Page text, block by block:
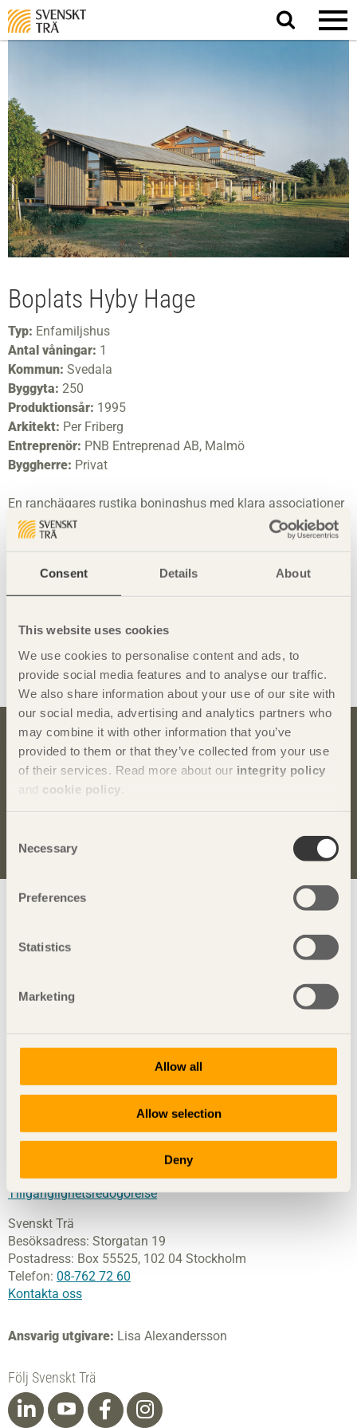
Consent Details About
This website uses cookies
We use cookies to personalise content and ads, to
provide social media features and to analyse our traffic.
We also share information about your use of our site with
our social media, advertising and analytics partners who
may combine it with other information that you’ve
provided to them or that they’ve collected from your use
of their services. Read more about our integrity policy
and cookie policy
Selection
Necessary
Preferences
Statistics
Marketing
Allow all
Allow selection
Deny
Sök
på
webbplatsen
Boplats Hyby Hage
Typ: Enfamiljshus
Antal våningar: 1
Kommun: Svedala
Byggyta: 250
Produktionsår: 1995
Arkitekt: Per Friberg
Entreprenör: PNB Entreprenad AB, Malmö
Byggherre: Privat
En ranchägares rustika boningshus med klara associationer
till tidig amerikansk västkustarkitektur. Moget formulerat,
absolut och kompromisslöst, grovt och vackert, ligger huset i
stadig förankring och där huset sträcker sig långt längre än
vad ytterväggarna bär. Den robusta interiören är oväntad,
Dela denna sida:
Bli inspirerad och lär dig mer om trä
Anmäl dig här för att få information om publikationer,
seminarier och Svenskt Träs nyhetsbrev
sprider kunskap om trä, träprodukter och
träbyggande för att främja ett hållbart samhälle och en
livskraftig sågverksnäring. Det gör vi genom att inspirera,
Svenskt Trä representerar svensk sågverksindustri och är en
del av branschorganisationen Skogsindustrierna. Svenskt
Trä företräder också svensk limträ-, KL-trä- och
förpackningsindustri samt har ett nära samarbete med
svensk bygghandel och trävarugrossisterna.
© Föreningen Sveriges Skogsindustrier, 2026.
Tillgänglighetsredogörelse
Svenskt Trä
Besöksadress: Storgatan 19
Postadress: Box 55525, 102 04 Stockholm
Telefon: 08-762 72 60
Kontakta oss
Ansvarig utgivare: Lisa Alexandersson
Följ Svenskt Trä